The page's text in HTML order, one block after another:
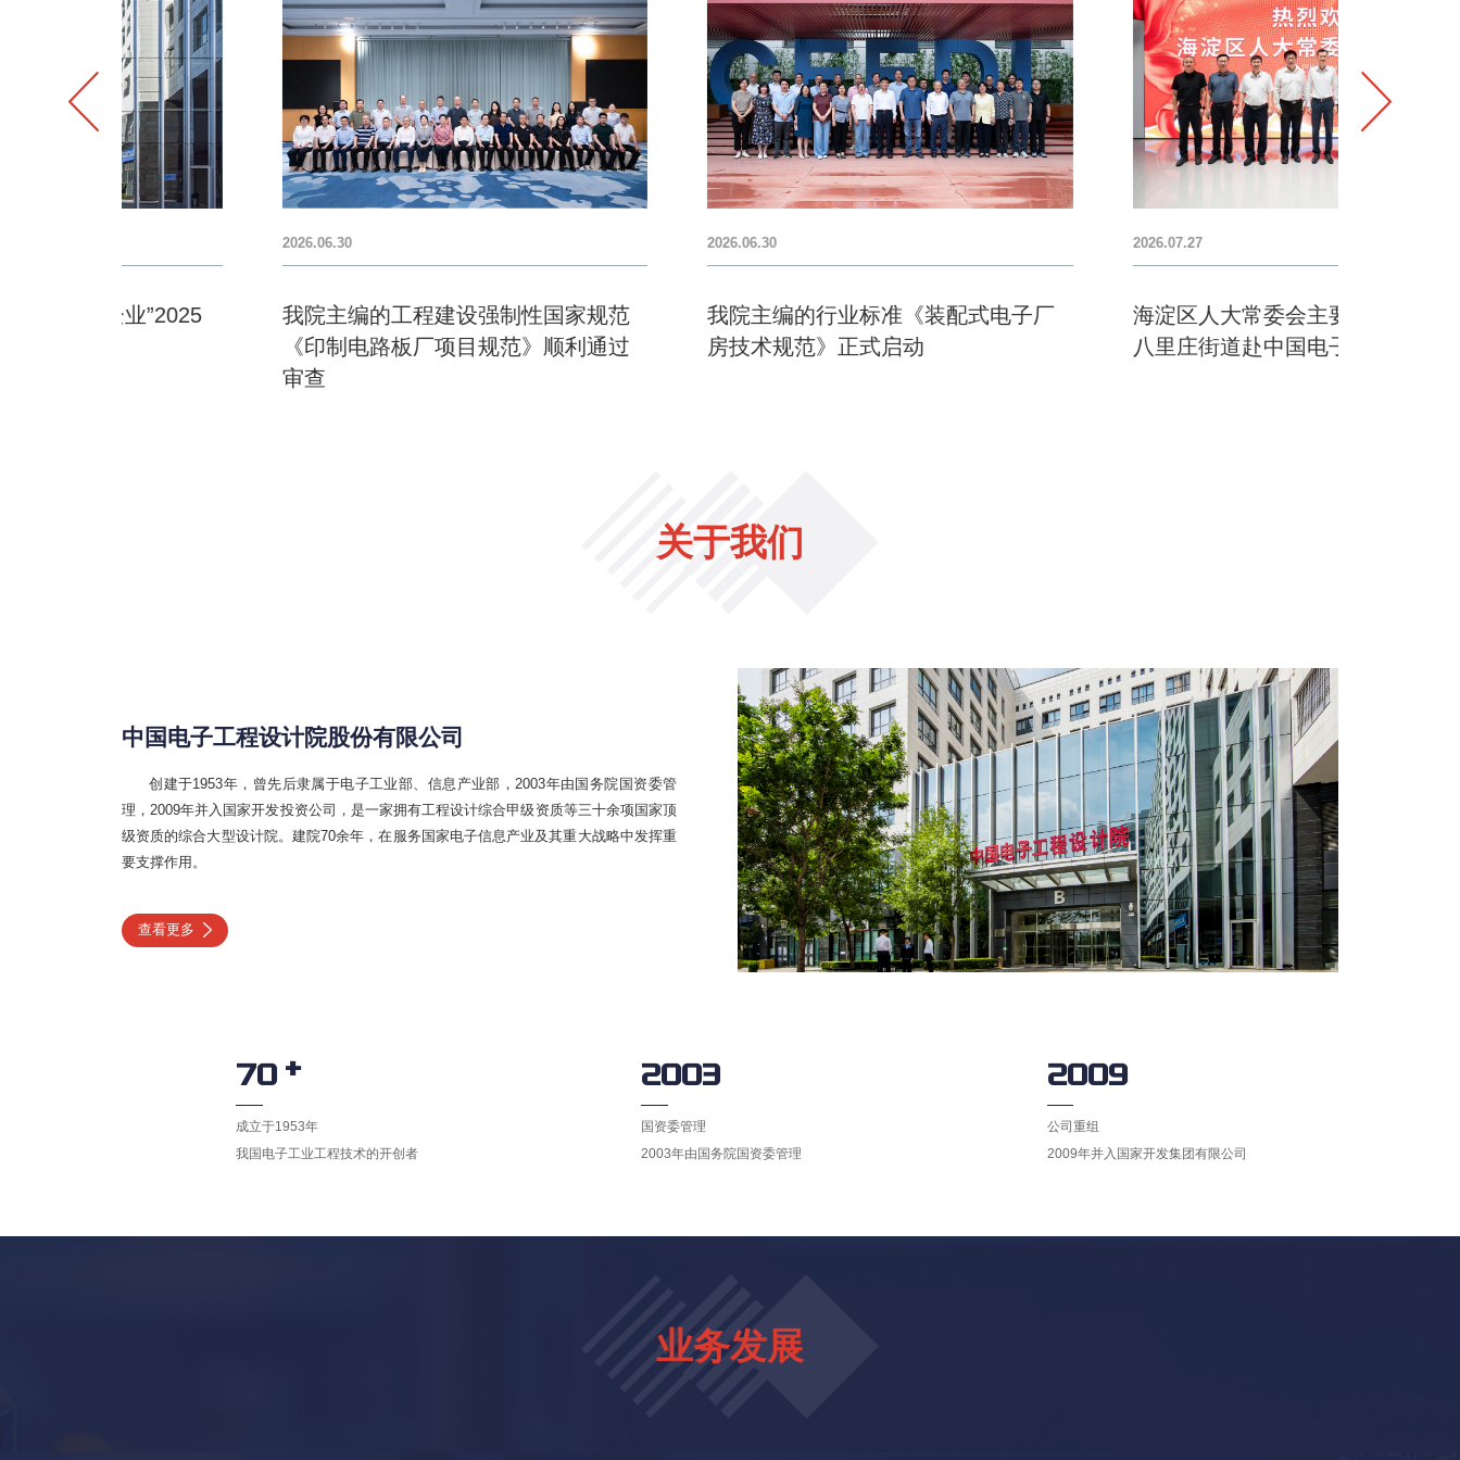
我院主编的工程建设强制性国家规范
《印制电路板厂项目规范》顺利通过
我院主编的行业标准《装配式电子厂
房技术规范》正式启动
海淀区人大常委会主要领导一行联合
八里庄街道赴中国电子院开展调研
关于我们
中国电子工程设计院股份有限公司
创建于1953年，曾先后隶属于电子工业部、信息产业部，2003年由国务院国资委管
理，2009年并入国家开发投资公司，是一家拥有工程设计综合甲级资质等三十余项国家顶
级资质的综合大型设计院。建院70余年，在服务国家电子信息产业及其重大战略中发挥重
要支撑作用。
查看更多
70 +
成立于1953年
我国电子工业工程技术的开创者
2003
国资委管理
2003年由国务院国资委管理
2009
公司重组
2009年并入国家开发集团有限公司
业务发展